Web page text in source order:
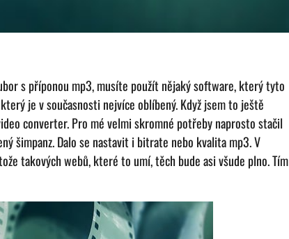
s příponou mp3, musíte použít nějaký software, který tyto
je v současnosti nejvíce oblíbený. Když jsem to ještě
converter. Pro mé velmi skromné potřeby naprosto stačil
šimpanz. Dalo se nastavit i bitrate nebo kvalita mp3. V
takových webů, které to umí, těch bude asi všude plno. Tím